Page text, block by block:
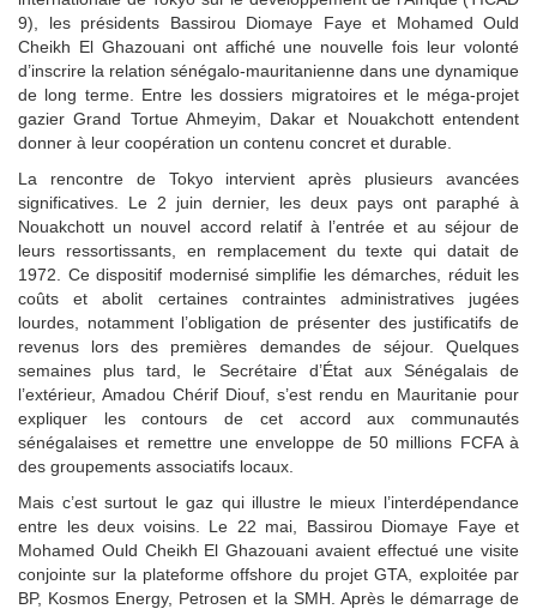
9), les présidents Bassirou Diomaye Faye et Mohamed Ould
Cheikh El Ghazouani ont affiché une nouvelle fois leur volonté
d’inscrire la relation sénégalo-mauritanienne dans une dynamique
de long terme. Entre les dossiers migratoires et le méga-projet
gazier Grand Tortue Ahmeyim, Dakar et Nouakchott entendent
donner à leur coopération un contenu concret et durable.
La rencontre de Tokyo intervient après plusieurs avancées
significatives. Le 2 juin dernier, les deux pays ont paraphé à
Nouakchott un nouvel accord relatif à l’entrée et au séjour de
leurs ressortissants, en remplacement du texte qui datait de
1972. Ce dispositif modernisé simplifie les démarches, réduit les
coûts et abolit certaines contraintes administratives jugées
lourdes, notamment l’obligation de présenter des justificatifs de
revenus lors des premières demandes de séjour. Quelques
semaines plus tard, le Secrétaire d’État aux Sénégalais de
l’extérieur, Amadou Chérif Diouf, s’est rendu en Mauritanie pour
expliquer les contours de cet accord aux communautés
sénégalaises et remettre une enveloppe de 50 millions FCFA à
des groupements associatifs locaux.
Mais c’est surtout le gaz qui illustre le mieux l’interdépendance
entre les deux voisins. Le 22 mai, Bassirou Diomaye Faye et
Mohamed Ould Cheikh El Ghazouani avaient effectué une visite
conjointe sur la plateforme offshore du projet GTA, exploitée par
BP, Kosmos Energy, Petrosen et la SMH. Après le démarrage de